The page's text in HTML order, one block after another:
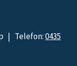
| Telefon:0435